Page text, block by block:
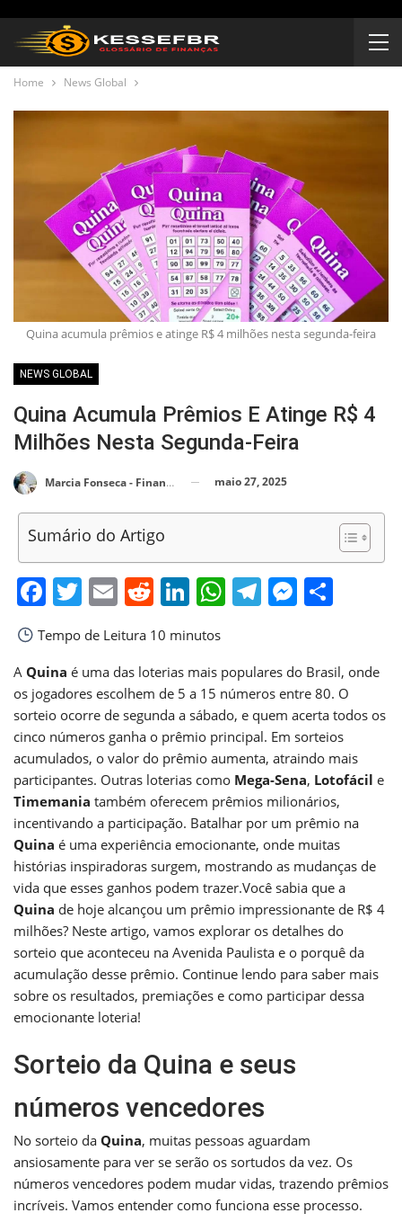
Home News Global
Quina acumula prêmios e atinge R$ 4 milhões nesta segunda-feira
NEWS GLOBAL
Quina Acumula Prêmios E Atinge R$ 4
Milhões Nesta Segunda-Feira
Marcia Fonseca - Financial Consultant maio 27, 2025
Sumário do Artigo
Facebook
Twitter
EmailReddit
LinkedIn
WhatsApp
Telegram
Tempo de Leitura 10 minutos
A Quina é uma das loterias mais populares do Brasil, onde
os jogadores escolhem de 5 a 15 números entre 80. O
sorteio ocorre de segunda a sábado, e quem acerta todos os
cinco números ganha o prêmio principal. Em sorteios
acumulados, o valor do prêmio aumenta, atraindo mais
participantes. Outras loterias como Mega-Sena, Lotofácil e
Timemania também oferecem prêmios milionários,
incentivando a participação. Batalhar por um prêmio na
Quina é uma experiência emocionante, onde muitas
histórias inspiradoras surgem, mostrando as mudanças de
vida que esses ganhos podem trazer.Você sabia que a
Quina de hoje alcançou um prêmio impressionante de R$ 4
milhões? Neste artigo, vamos explorar os detalhes do
sorteio que aconteceu na Avenida Paulista e o porquê da
acumulação desse prêmio. Continue lendo para saber mais
sobre os resultados, premiações e como participar dessa
emocionante loteria!
Sorteio da Quina e seus
números vencedores
No sorteio da Quina, muitas pessoas aguardam
ansiosamente para ver se serão os sortudos da vez. Os
números vencedores podem mudar vidas, trazendo prêmios
incríveis. Vamos entender como funciona esse processo.